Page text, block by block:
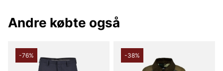
Andre købte også
-76% -38%